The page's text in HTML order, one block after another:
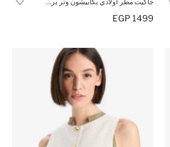
1499 EGP